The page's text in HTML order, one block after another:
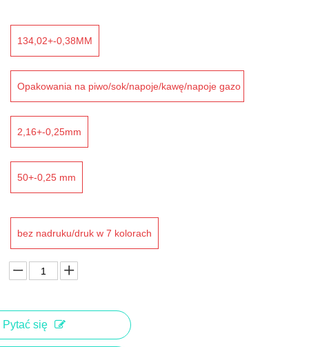
134,02+-0,38MM
Opakowania na piwo/sok/napoje/kawę/napoje gazo
2,16+-0,25mm
50+-0,25 mm
bez nadruku/druk w 7 kolorach
Pytać się